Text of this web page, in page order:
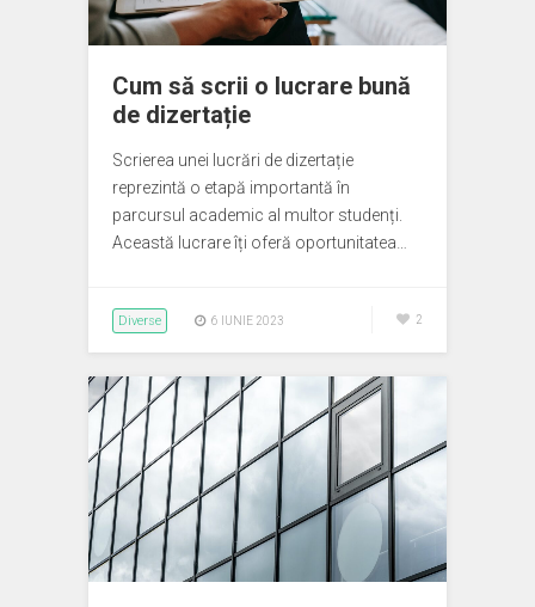
Cum să scrii o lucrare bună
de dizertație
Scrierea unei lucrări de dizertație
reprezintă o etapă importantă în
parcursul academic al multor studenți.
Această lucrare îți oferă oportunitatea…
Diverse 6 IUNIE 2023 2